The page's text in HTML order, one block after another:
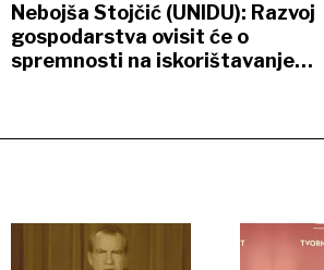
Nebojša Stojčić (UNIDU): Razvoj
gospodarstva ovisit će o
spremnosti na iskorištavanje